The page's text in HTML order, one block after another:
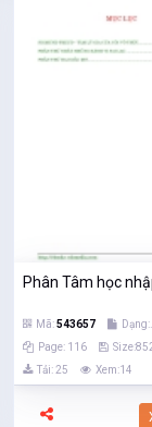
Phân Tâm học
Mã:543657
Page: 116
Tải: 25
Xem:14